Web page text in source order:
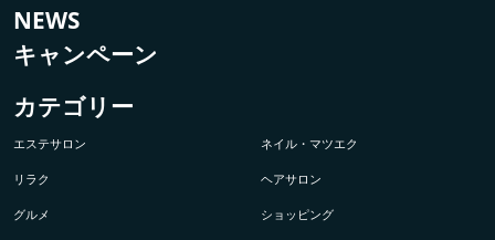
NEWS
キャンペーン
カテゴリー
エステサロン ネイル・マツエク
リラク ヘアサロン
グルメ ショッピング